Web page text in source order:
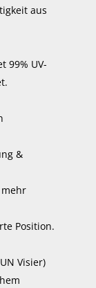
aus
99% UV-
&
mehr
Position.
Visier)